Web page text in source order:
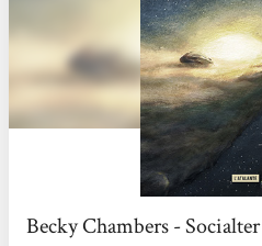
Becky Chambers - Socialter